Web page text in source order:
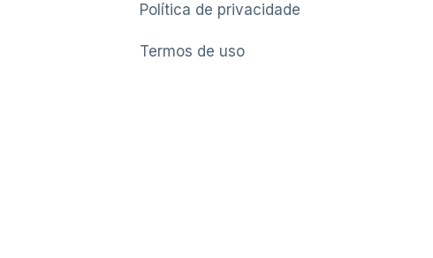
Política de privacidade
Termos de uso